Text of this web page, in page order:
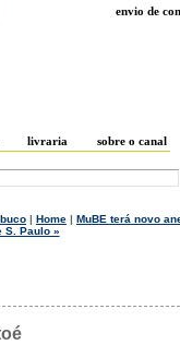
envio de
livraria sobre o canal
| Home | MuBE terá novo
S. Paulo »